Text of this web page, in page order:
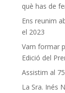
què has de
Ens reunim
el 2023
Vam formar
Edició del
Assistim al
La Sra. Inés